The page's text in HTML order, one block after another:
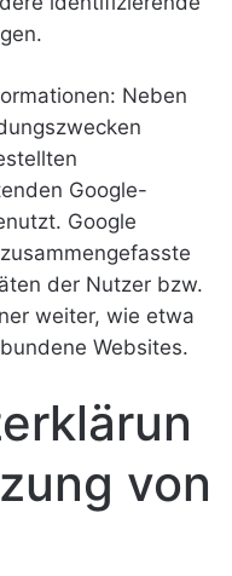
Neben
Google-
Google
der Nutzer bzw.
weiter, wie etwa
Websites.
von